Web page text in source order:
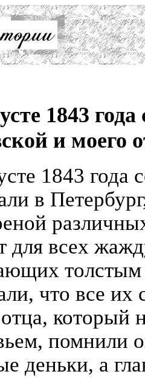
1843
и моего
1843 года
в
для всех
что все их
который
помнили
деньки, а